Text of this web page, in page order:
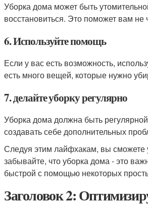
Уборка дома может быть
восстановиться. Это поможет вам не
6. Используйте помощь
Если у вас есть возможность,
есть много вещей, которые нужно
7. делайте уборку регулярно
Уборка дома должна быть
создавать себе дополнительных
Следуя этим лайфхакам, вы сможете
забывайте, что уборка дома - это
быстрой с помощью некоторых
Заголовок 2: